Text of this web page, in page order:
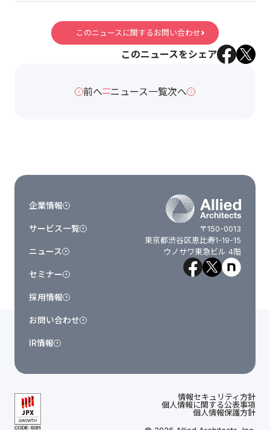
このニュースに関するお問い合わせ
このニュースをシェア
前へ ニュース一覧次へ
〒150-0013
東京都渋谷区恵比寿1-19-15
ウノサワ東急ビル 4階
企業情報
サービス一覧
ニュース
セミナー
採用情報
お問い合わせ
IR情報
情報セキュリティ方針
個人情報に関する公表事項
個人情報保護方針